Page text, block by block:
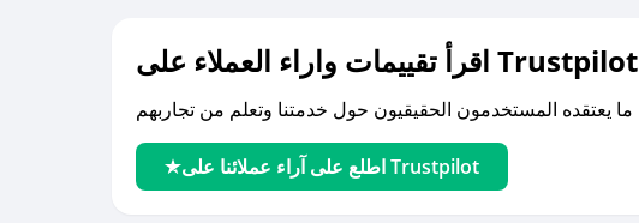
اقرأ تقييمات واراء العملاء على Trustpilot
اطلع على آراء عملائنا على Trustpilot